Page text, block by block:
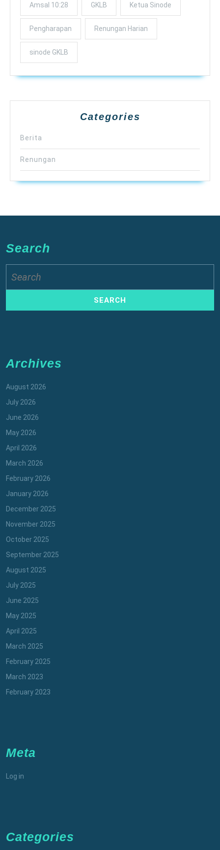
Amsal 10:28 GKLB Ketua Sinode
Pengharapan Renungan Harian
sinode GKLB
Categories
Berita
Renungan
Search
for:
Archives
August 2026
July 2026
June 2026
May 2026
April 2026
March 2026
February 2026
January 2026
December 2025
November 2025
October 2025
September 2025
August 2025
July 2025
June 2025
May 2025
April 2025
March 2025
February 2025
March 2023
February 2023
Meta
Log in
Categories